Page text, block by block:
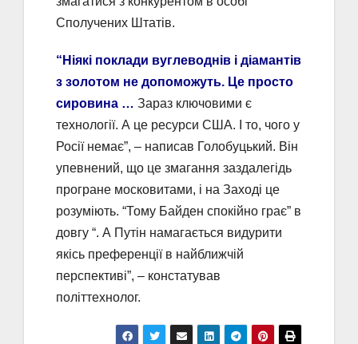
Сполучених Штатів.
“Ніякі поклади вуглеводнів і діамантів
з золотом не допоможуть. Це просто
сировина … Зараз ключовими є
технології. А це ресурси США. І то, чого у
Росії немає”, – написав Голобуцький. Він
упевнений, що це змагання заздалегідь
програне московитами, і на Заході це
розуміють. “Тому Байден спокійно грає” в
довгу “. А Путін намагається видурити
якісь преференції в найближчій
перспективі”, – констатував
політтехнолог.